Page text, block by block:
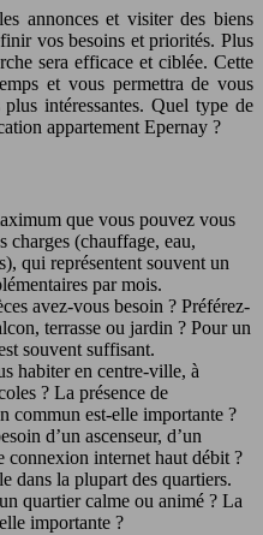
annonces et visiter des biens
vos besoins et priorités. Plus
sera efficace et ciblée. Cette
et vous permettra de vous
intéressantes. Quel type de
appartement Epernay ?
que vous pouvez vous
charges (chauffage, eau,
qui représentent souvent un
par mois.
avez-vous besoin ? Préférez-
terrasse ou jardin ? Pour un
souvent suffisant.
habiter en centre-ville, à
? La présence de
commun est-elle importante ?
d’un ascenseur, d’un
connexion internet haut débit ?
dans la plupart des quartiers.
quartier calme ou animé ? La
importante ?